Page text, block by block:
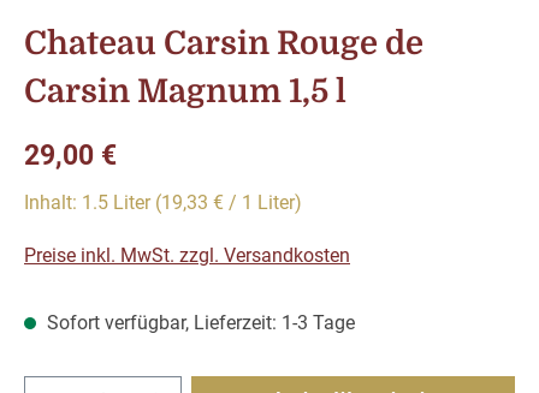
Chateau Carsin Rouge de
Carsin Magnum 1,5 l
Regulärer Preis:
29,00 €
Inhalt: 1.5 Liter (19,33 € / 1 Liter)
Preise inkl. MwSt. zzgl. Versandkosten
Sofort verfügbar, Lieferzeit: 1-3 Tage